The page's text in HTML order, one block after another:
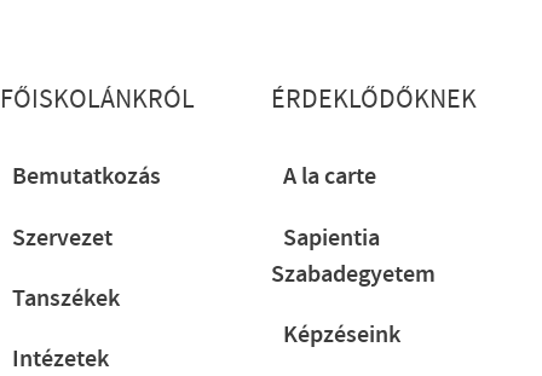
FŐISKOLÁNKRÓL
Bemutatkozás
Szervezet
Tanszékek
Intézetek
ÉRDEKLŐDŐKNEK
A la carte
Sapientia
Szabadegyetem
Képzéseink